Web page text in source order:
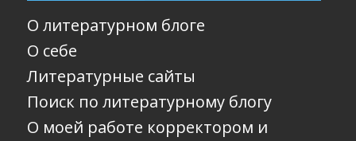
О литературном блоге
О себе
Литературные сайты
Поиск по литературному блогу
О моей работе корректором и